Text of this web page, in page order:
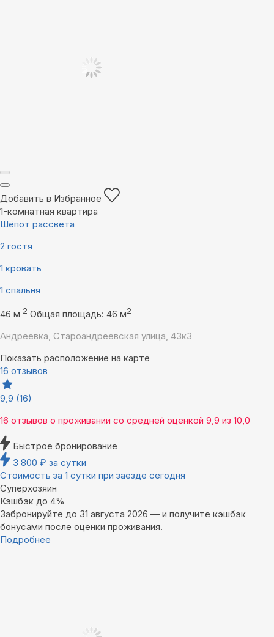
Добавить в Избранное
1-комнатная квартира
Шёпот рассвета
2 гостя
1 кровать
1 спальня
46 м 2 Общая площадь: 46 м2
Андреевка, Староандреевская улица, 43к3
Показать расположение на карте
16 отзывов
9,9 (16)
16 отзывов о проживании со средней оценкой 9,9 из 10,0
Быстрое бронирование
3 800 ₽ за сутки
Стоимость за 1 сутки при заезде сегодня
Суперхозяин
Кэшбэк до 4%
Забронируйте до 31 августа 2026 — и получите кэшбэк
бонусами после оценки проживания.
Подробнее